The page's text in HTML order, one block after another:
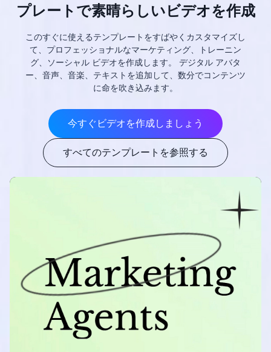
プレートで素晴らしいビデオを作成
このすぐに使えるテンプレートをすばやくカスタマイズし
て、プロフェッショナルなマーケティング、トレーニン
グ、ソーシャル ビデオを作成します。 デジタル アバタ
ー、音声、音楽、テキストを追加して、数分でコンテンツ
に命を吹き込みます。
今すぐビデオを作成しましょう
すべてのテンプレートを参照する